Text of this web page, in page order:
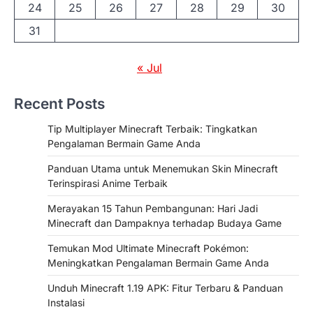
24
25 26 27 28 29
30
31
« Jul
Recent Posts
Tip Multiplayer Minecraft Terbaik: Tingkatkan
Pengalaman Bermain Game Anda
Panduan Utama untuk Menemukan Skin Minecraft
Terinspirasi Anime Terbaik
Merayakan 15 Tahun Pembangunan: Hari Jadi
Minecraft dan Dampaknya terhadap Budaya Game
Temukan Mod Ultimate Minecraft Pokémon:
Meningkatkan Pengalaman Bermain Game Anda
Unduh Minecraft 1.19 APK: Fitur Terbaru & Panduan
Instalasi